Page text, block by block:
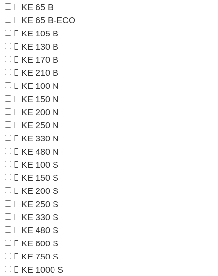
KE 65 B
KE 65 B-ECO
KE 105 B
KE 130 B
KE 170 B
KE 210 B
KE 100 N
KE 150 N
KE 200 N
KE 250 N
KE 330 N
KE 480 N
KE 100 S
KE 150 S
KE 200 S
KE 250 S
KE 330 S
KE 480 S
KE 600 S
KE 750 S
KE 1000 S